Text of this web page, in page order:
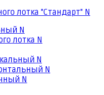
лотка "Стандарт" N
N
лотка N
N
N
N